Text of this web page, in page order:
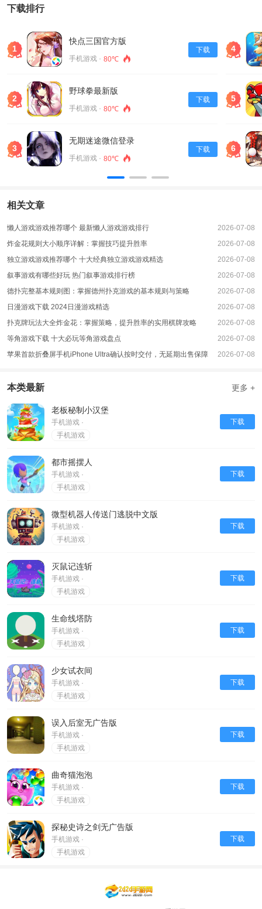
1、玩家可以尝试各种菜肴，以满足顾客的需求，生产实惠的快餐，从而获得更
2、当玩家有了足够的金钱之后，就可以扩大养殖，化身全球餐饮决策者，推出
更多的新品，如儿童套餐、黄金配比等，以吸引更多的顾客。
3、玩家需要不断挑战，承担精彩的风险，完成更多的任务，以获得更多的金币
和经验，带来精彩的游戏体验。
游戏优势
1、同时玩家也可以开启更多的分店，尝试不同的经营方式和烹饪方式，更好地
2、老板秘制小汉堡是一款非常有趣的游戏，它让玩家可以亲手制作小汉堡。
3、如果你也想体验这种乐趣，那就来试试吧。开一家汉堡快餐店，甚至成为快
餐业的巨头。
下载排行
1
快点三国官方版
手机游戏 · 80℃
下载
2
野球拳最新版
手机游戏 · 80℃
下载
3
无期迷途微信登录
手机游戏 · 80℃
下载
4
5
6
相关文章
懒人游戏游戏推荐哪个 最新懒人游戏游戏排行
2026-07-08
炸金花规则大小顺序详解：掌握技巧提升胜率
2026-07-08
独立游戏游戏推荐哪个 十大经典独立游戏游戏精选
2026-07-08
叙事游戏有哪些好玩 热门叙事游戏排行榜
2026-07-08
德扑完整基本规则图：掌握德州扑克游戏的基本规则与策略
2026-07-08
日漫游戏下载 2024日漫游戏精选
2026-07-08
扑克牌玩法大全炸金花：掌握策略，提升胜率的实用棋牌攻略
2026-07-08
等角游戏下载 十大必玩等角游戏盘点
2026-07-08
苹果首款折叠屏手机iPhone Ultra确认按时交付，无延期出售保障
2026-07-08
本类最新 更多 +
老板秘制小汉堡
手机游戏 ·
手机游戏
下载
都市摇摆人
手机游戏 ·
手机游戏
下载
微型机器人传送门逃脱中文版
手机游戏 ·
手机游戏
下载
灭鼠记连斩
手机游戏 ·
手机游戏
下载
生命线塔防
手机游戏 ·
手机游戏
下载
少女试衣间
手机游戏 ·
手机游戏
下载
误入后室无广告版
手机游戏 ·
手机游戏
下载
曲奇猫泡泡
手机游戏 ·
手机游戏
下载
探秘史诗之剑无广告版
手机游戏 ·
手机游戏
下载